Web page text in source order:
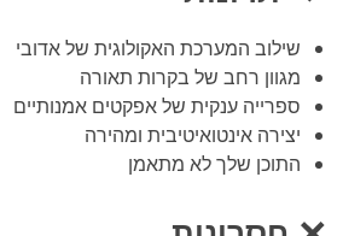
שילוב המערכת האקולוגית של אדובי
מגוון רחב של בקרות תאורה
ספרייה ענקית של אפקטים אמנותיים
יצירה אינטואיטיבית ומהירה
התוכן שלך לא מתאמן